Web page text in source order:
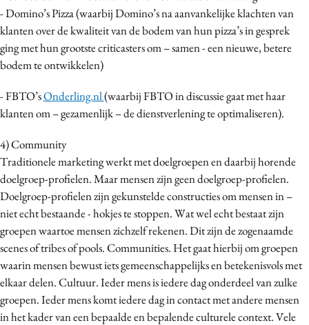
- Domino’s Pizza (waarbij Domino’s na aanvankelijke klachten van
klanten over de kwaliteit van de bodem van hun pizza’s in gesprek
ging met hun grootste criticasters om – samen - een nieuwe, betere
bodem te ontwikkelen)
- FBTO’sOnderling.nl(waarbij FBTO in discussie gaat met haar
klanten om – gezamenlijk – de dienstverlening te optimaliseren).
4) Community
Traditionele marketing werkt met doelgroepen en daarbij horende
doelgroep-profielen. Maar mensen zijn geen doelgroep-profielen.
Doelgroep-profielen zijn gekunstelde constructies om mensen in –
niet echt bestaande - hokjes te stoppen. Wat wel echt bestaat zijn
groepen waartoe mensen zichzelf rekenen. Dit zijn de zogenaamde
scenes of tribes of pools. Communities. Het gaat hierbij om groepen
waarin mensen bewust iets gemeenschappelijks en betekenisvols met
elkaar delen. Cultuur. Ieder mens is iedere dag onderdeel van zulke
groepen. Ieder mens komt iedere dag in contact met andere mensen
in het kader van een bepaalde en bepalende culturele context. Vele